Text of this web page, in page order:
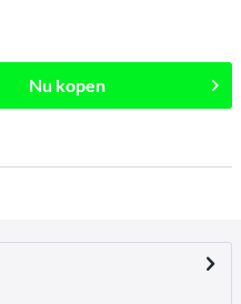
Nu kopen